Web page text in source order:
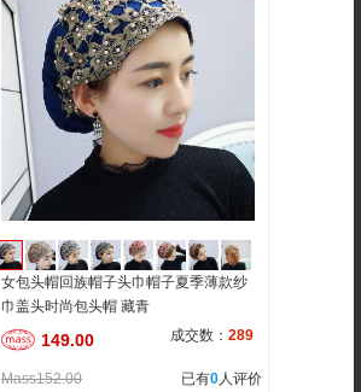
女包头帽回族帽子头巾帽子夏季薄款纱
巾盖头时尚包头帽 藏青
149.00 成交数： 289
Mass152.00 已有0人评价